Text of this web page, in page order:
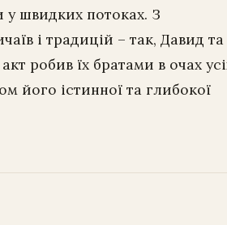
у швидких потоках. З
і традицій – так, Давид та
робив їх братами в очах
його істинної та глибокої